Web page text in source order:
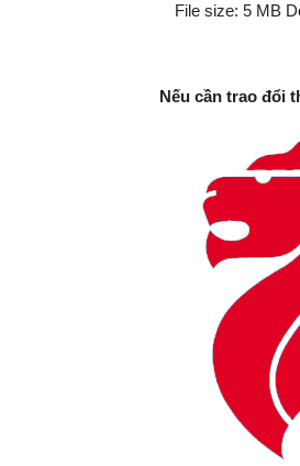
File size: 5 MB
Nếu cần trao đổi